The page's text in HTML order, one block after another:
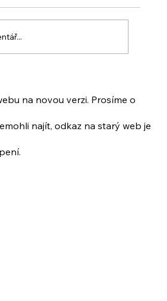
lekcena novou verzi. Prosíme o
najít, odkaz na starý web je